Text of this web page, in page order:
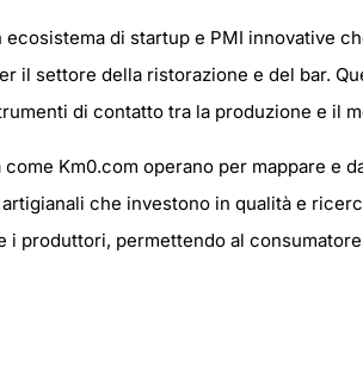
di startup e PMI innovative
il settore della ristorazione e del bar.
di contatto tra la produzione e il
Km0.com operano per mappare e
che investono in qualità e
produttori, permettendo al